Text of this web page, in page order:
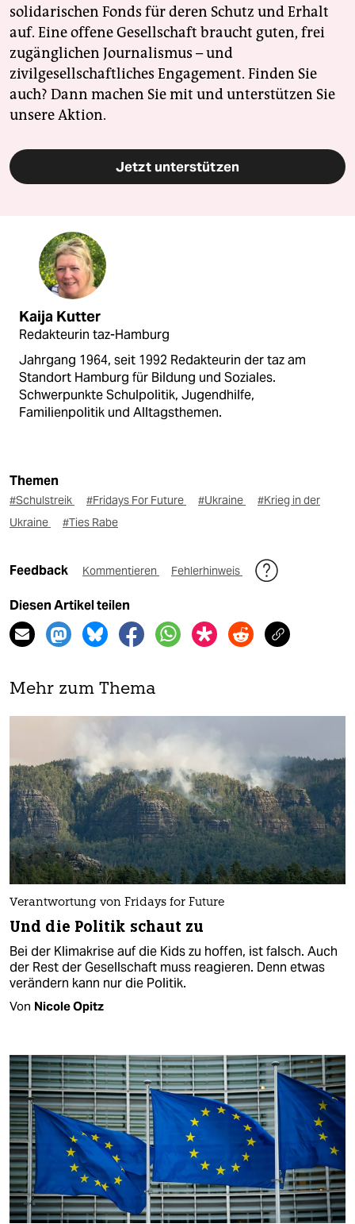
solidarischen Fonds für deren Schutz und Erhalt
auf. Eine offene Gesellschaft braucht guten, frei
zugänglichen Journalismus – und
zivilgesellschaftliches Engagement. Finden Sie
auch? Dann machen Sie mit und unterstützen Sie
unsere Aktion.
Jetzt unterstützen
Kaija Kutter
Redakteurin taz-Hamburg
Jahrgang 1964, seit 1992 Redakteurin der taz am
Standort Hamburg für Bildung und Soziales.
Schwerpunkte Schulpolitik, Jugendhilfe,
Familienpolitik und Alltagsthemen.
Themen
#Schulstreik #Fridays For Future #Ukraine
#Krieg in der
Ukraine
#Ties Rabe
Feedback Kommentieren Fehlerhinweis
Diesen Artikel teilen
Mehr zum Thema
Verantwortung von Fridays for Future
Und die Politik schaut zu
Bei der Klimakrise auf die Kids zu hoffen, ist falsch. Auch
der Rest der Gesellschaft muss reagieren. Denn etwas
verändern kann nur die Politik.
Von Nicole Opitz